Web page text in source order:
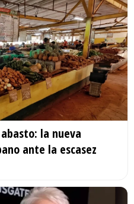
la nueva
ante la escasez